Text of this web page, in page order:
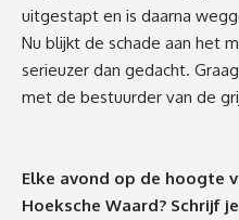
uitgestapt en is daarna
Nu blijkt de schade aan het
serieuzer dan gedacht.
met de bestuurder van de
Elke avond op de hoogte
Hoeksche Waard? Schrijf